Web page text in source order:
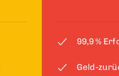
99,9 %
Geld-